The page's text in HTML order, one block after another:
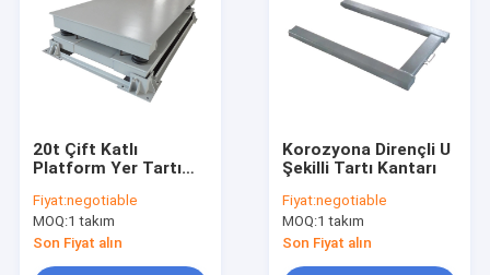
20t Çift Katlı
Platform Yer Tartı
Fiyat:negotiable
MOQ:1 takım
Son Fiyat alın
Korozyona Dirençli U
Şekilli Tartı Kantarı
Fiyat:negotiable
MOQ:1 takım
Son Fiyat alın